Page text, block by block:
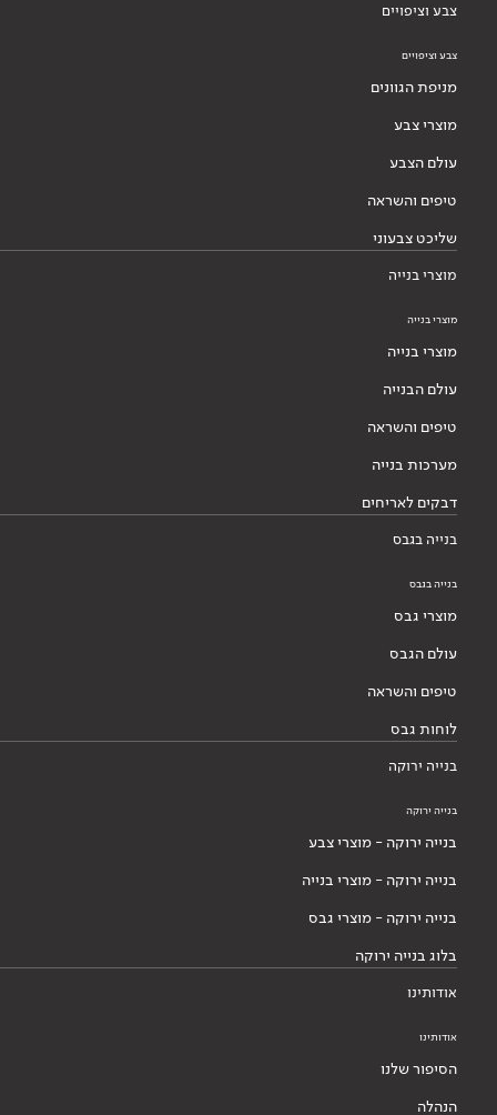
צבע וציפויים
צבע וציפויים
מניפת הגוונים
מוצרי צבע
עולם הצבע
טיפים והשראה
שליכט צבעוני
מוצרי בנייה
מוצרי בנייה
מוצרי בנייה
עולם הבנייה
טיפים והשראה
מערכות בנייה
דבקים לאריחים
בנייה בגבס
בנייה בגבס
מוצרי גבס
עולם הגבס
טיפים והשראה
לוחות גבס
בנייה ירוקה
בנייה ירוקה
בנייה ירוקה - מוצרי צבע
בנייה ירוקה - מוצרי בנייה
בנייה ירוקה - מוצרי גבס
בלוג בנייה ירוקה
אודותינו
אודותינו
הסיפור שלנו
הנהלה